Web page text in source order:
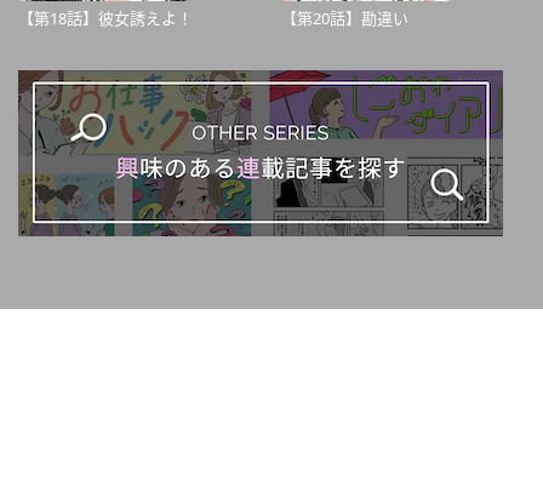
【第18話】彼女誘えよ！ 【第20話】勘違い